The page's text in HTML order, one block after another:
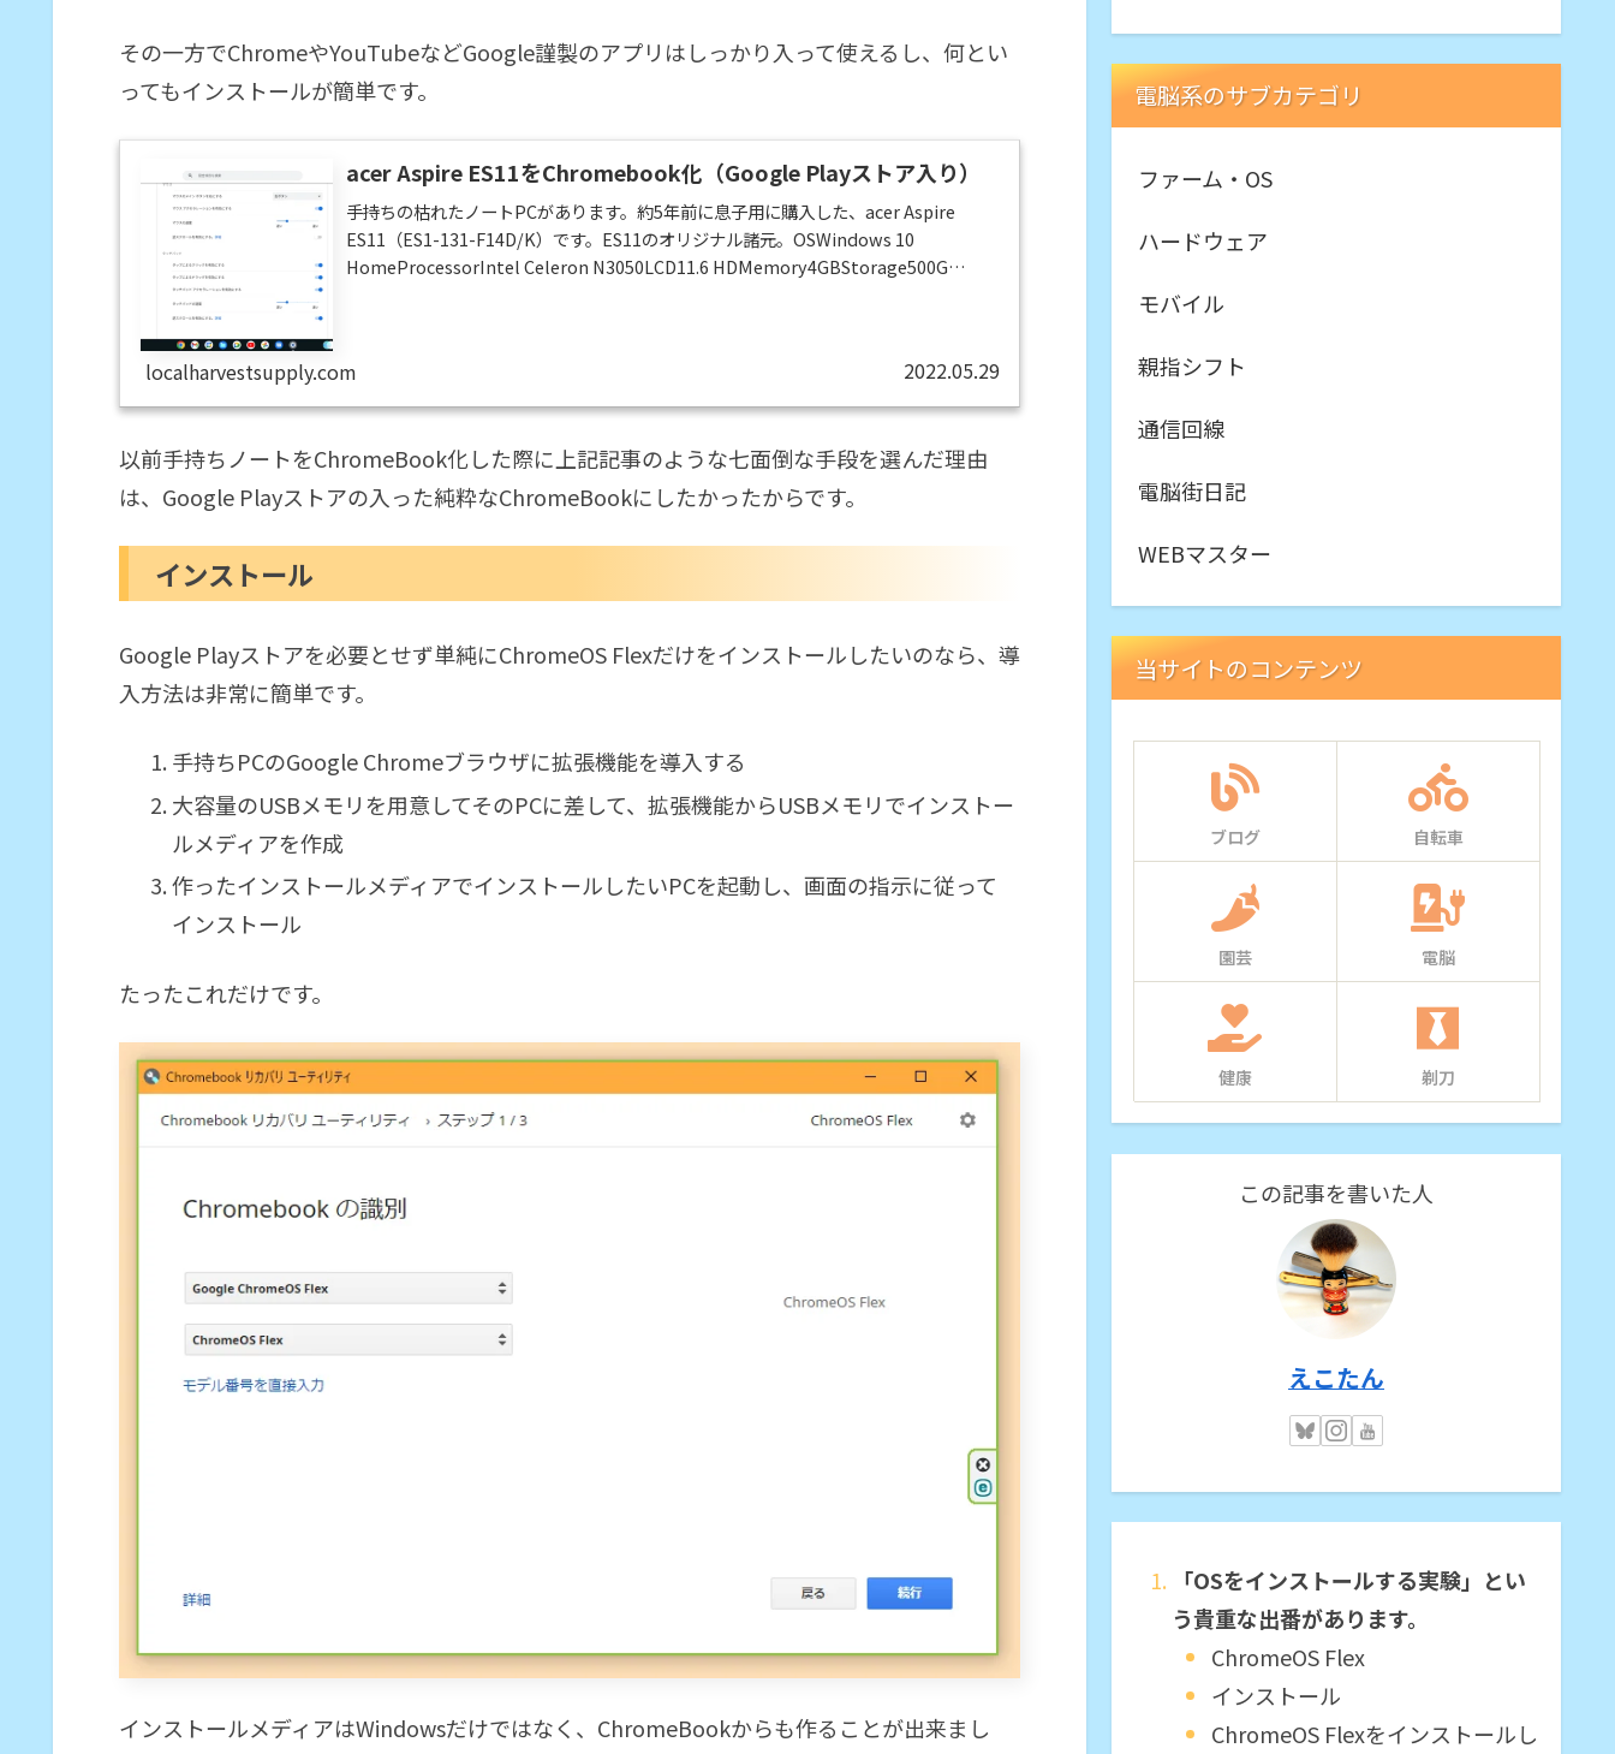
その一方でChromeやYouTubeなどGoogle謹製のアプリはしっかり入って使えるし、何とい
ってもインストールが簡単です。
acer Aspire ES11をChromebook化（Google Playストア入り）
手持ちの枯れたノートPCがあります。約5年前に息子用に購入した、acer Aspire
ES11（ES1-131-F14D/K）です。ES11のオリジナル諸元。OSWindows 10
HomeProcessorIntel Celeron N3050LCD11.6 HDMemory4GBStorage500G
localharvestsupply.com 2022.05.29
以前手持ちノートをChromeBook化した際に上記記事のような七面倒な手段を選んだ理由
は、Google Playストアの入った純粋なChromeBookにしたかったからです。
インストール
Google Playストアを必要とせず単純にChromeOS Flexだけをインストールしたいのなら、導
入方法は非常に簡単です。
手持ちPCのGoogle Chromeブラウザに拡張機能を導入する
大容量のUSBメモリを用意してそのPCに差して、拡張機能からUSBメモリでインストー
ルメディアを作成
作ったインストールメディアでインストールしたいPCを起動し、画面の指示に従って
インストール
たったこれだけです。
インストールメディアはWindowsだけではなく、ChromeBookからも作ることが出来まし
電脳系のサブカテゴリ
ファーム・OS
ハードウェア
モバイル
親指シフト
通信回線
電脳街日記
WEBマスター
当サイトのコンテンツ
ブログ 自転車
園芸 電脳
健康 剃刀
この記事を書いた人
えこたん
「OSをインストールする実験」とい
う貴重な出番があります。
ChromeOS Flex
インストール
ChromeOS Flexをインストールし